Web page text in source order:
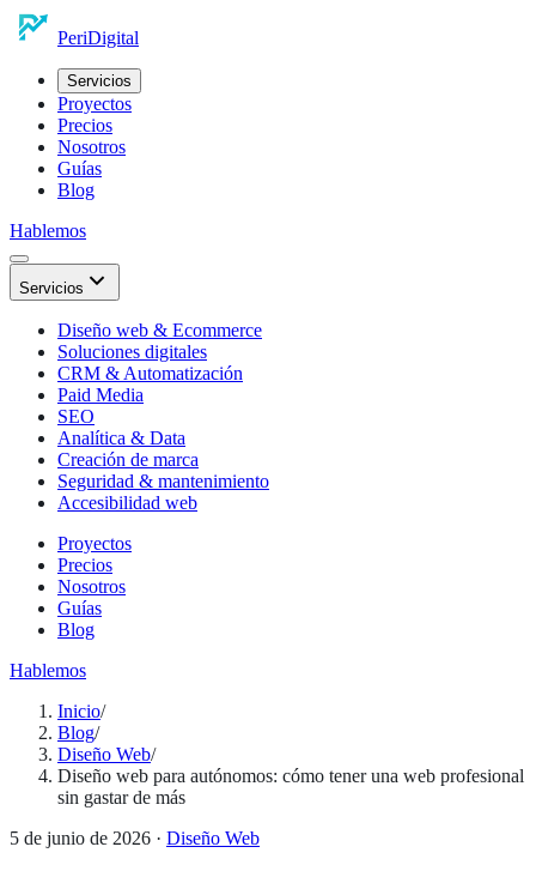
PeriDigital
Servicios
Proyectos
Precios
Nosotros
Guías
Blog
Hablemos
Servicios
Diseño web & Ecommerce
Soluciones digitales
CRM & Automatización
Paid Media
SEO
Analítica & Data
Creación de marca
Seguridad & mantenimiento
Accesibilidad web
Proyectos
Precios
Nosotros
Guías
Blog
Hablemos
Inicio/
Blog/
Diseño Web/
Diseño web para autónomos: cómo tener una web profesional
sin gastar de más
5 de junio de 2026 · Diseño Web